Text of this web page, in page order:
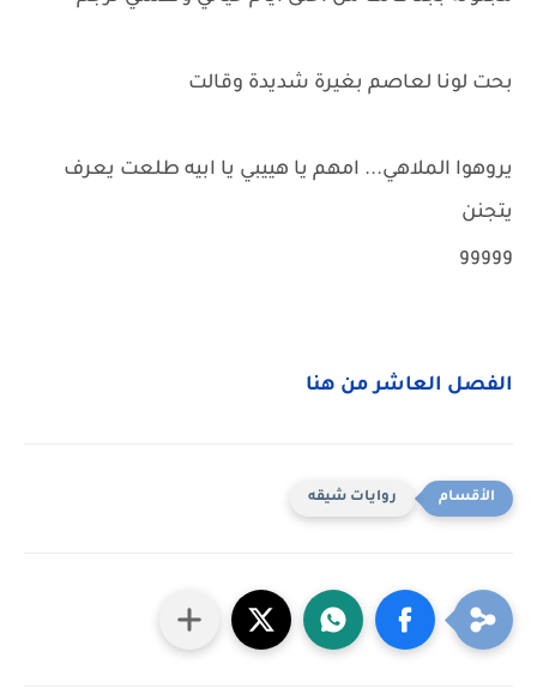
بحت لونا لعاصم بغيرة شديدة وقالت
يروهوا الملاهي... امهم يا هييبي يا ابيه طلعت يعرف
يتجنن
ووووو
الفصل العاشر من هنا
روايات شيقه